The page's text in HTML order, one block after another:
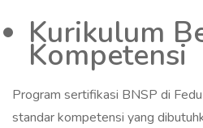
Kurikulum
Kompetensi
Program sertifikasi BNSP di
standar kompetensi yang